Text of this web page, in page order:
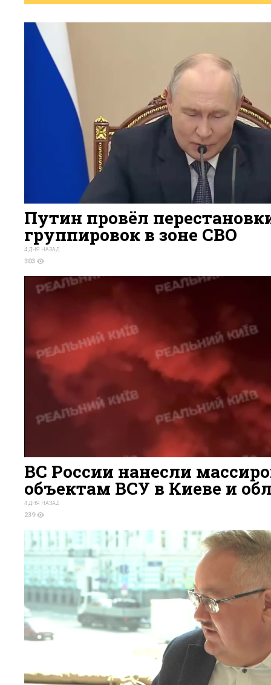
Путин провёл
группировок в зоне СВО
4 ДНЯ НАЗАД
303
ВС России нанесли
объектам ВСУ в Киеве и
4 ДНЯ НАЗАД
239